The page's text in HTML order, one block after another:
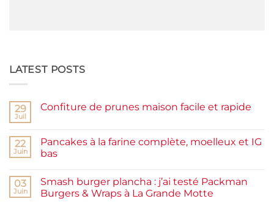
LATEST POSTS
29
Juil
Confiture de prunes maison facile et rapide
Confiture
de
prunes
et
rapide
22
Juin
Pancakes à la farine complète, moelleux et IG
bas
sur
Pancakes
à
03
Juin
Smash burger plancha : j’ai testé Packman
Burgers & Wraps à La Grande Motte